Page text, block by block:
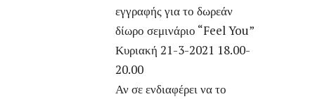
εγγραφής για το δωρεάν
δίωρο σεμινάριο “Feel You”
Κυριακή 21-3-2021 18.00-
20.00
Αν σε ενδιαφέρει να το